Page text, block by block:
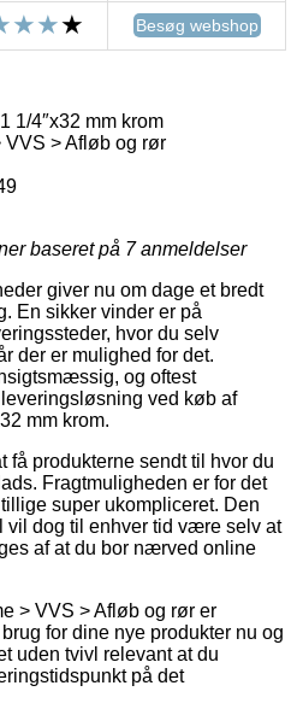
Besøg webshop
1/4″x32 mm krom
VVS > Afløb og rør
baseret på 7anmeldelser
giver nu om dage et bredt
En sikker vinder er på
hvor du selv
der er mulighed for det.
og oftest
ved køb af
mm krom.
få produkterne sendt til hvor du
Fragtmuligheden er for det
super ukompliceret. Den
vil dog til enhver tid være selv at
af at du bor nærved online
> VVS > Afløb og rør er
for dine nye produkter nu og
uden tvivl relevant at du
på det